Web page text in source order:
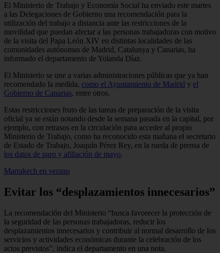
El Ministerio de Trabajo y Economía Social ha enviado este martes
a las Delegaciones de Gobierno una recomendación para la
utilización del trabajo a distancia ante las restricciones de la
movilidad que puedan afectar a las personas trabajadoras con motivo
de la visita del Papa León XIV en distintas localidades de las
comunidades autónomas de Madrid, Catalunya y Canarias, ha
informado el departamento de Yolanda Díaz.
El Ministerio se une a varias administraciones públicas que ya han
recomendado la medida, como el Ayuntamiento de Madrid y el
Gobierno de Canarias, entre otros.
Estas restricciones fruto de las tareas de preparación de la visita
oficial ya se están notando desde la semana pasada en la capital, por
ejemplo, con retrasos en la circulación para acceder al propio
Ministerio de Trabajo, como ha reconocido esta mañana el secretario
de Estado de Trabajo, Joaquín Pérez Rey, en la rueda de prensa de
los datos de paro y afiliación de mayo.
Marrakech en verano
Evitar los “desplazamientos innecesarios”
La recomendación del Ministerio “busca favorecer la protección de
la seguridad de las personas trabajadoras, reducir los
desplazamientos innecesarios y contribuir al normal desarrollo de los
servicios y actividades económicas durante la celebración de los
actos previstos”, indica el departamento en una nota.